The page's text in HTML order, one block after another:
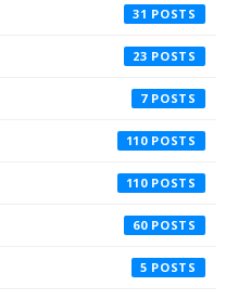
31
23
7
110
110
60
5